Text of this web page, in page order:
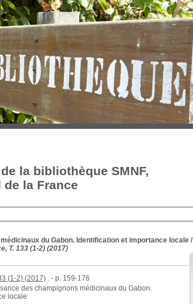
la bibliothèque SMNF,
la France
du Gabon. Identification et importance locale/
T. 133 (1-2) (2017)
(1-2) (2017). - p. 159-176
des champignons médicinaux du Gabon.
locale